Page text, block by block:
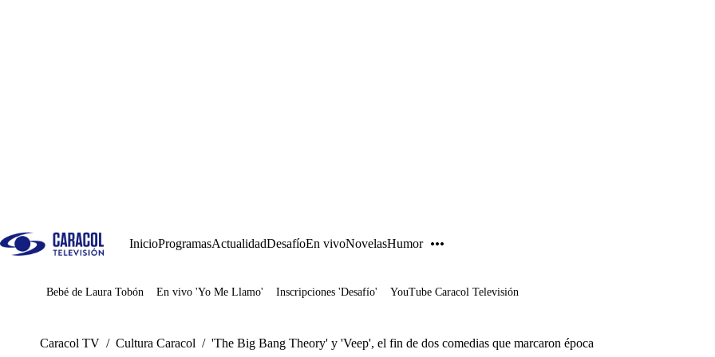
InicioProgramasActualidadDesafíoEn vivoNovelasHumor
Juegos
Bebé de Laura Tobón En vivo 'Yo Me Llamo' Inscripciones 'Desafío' YouTube Caracol Televisión
Caracol TV / Cultura Caracol / 'The Big Bang Theory' y 'Veep', el fin de dos comedias que marcaron época